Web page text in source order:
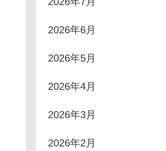
2026年6月
2026年5月
2026年4月
2026年3月
2026年2月